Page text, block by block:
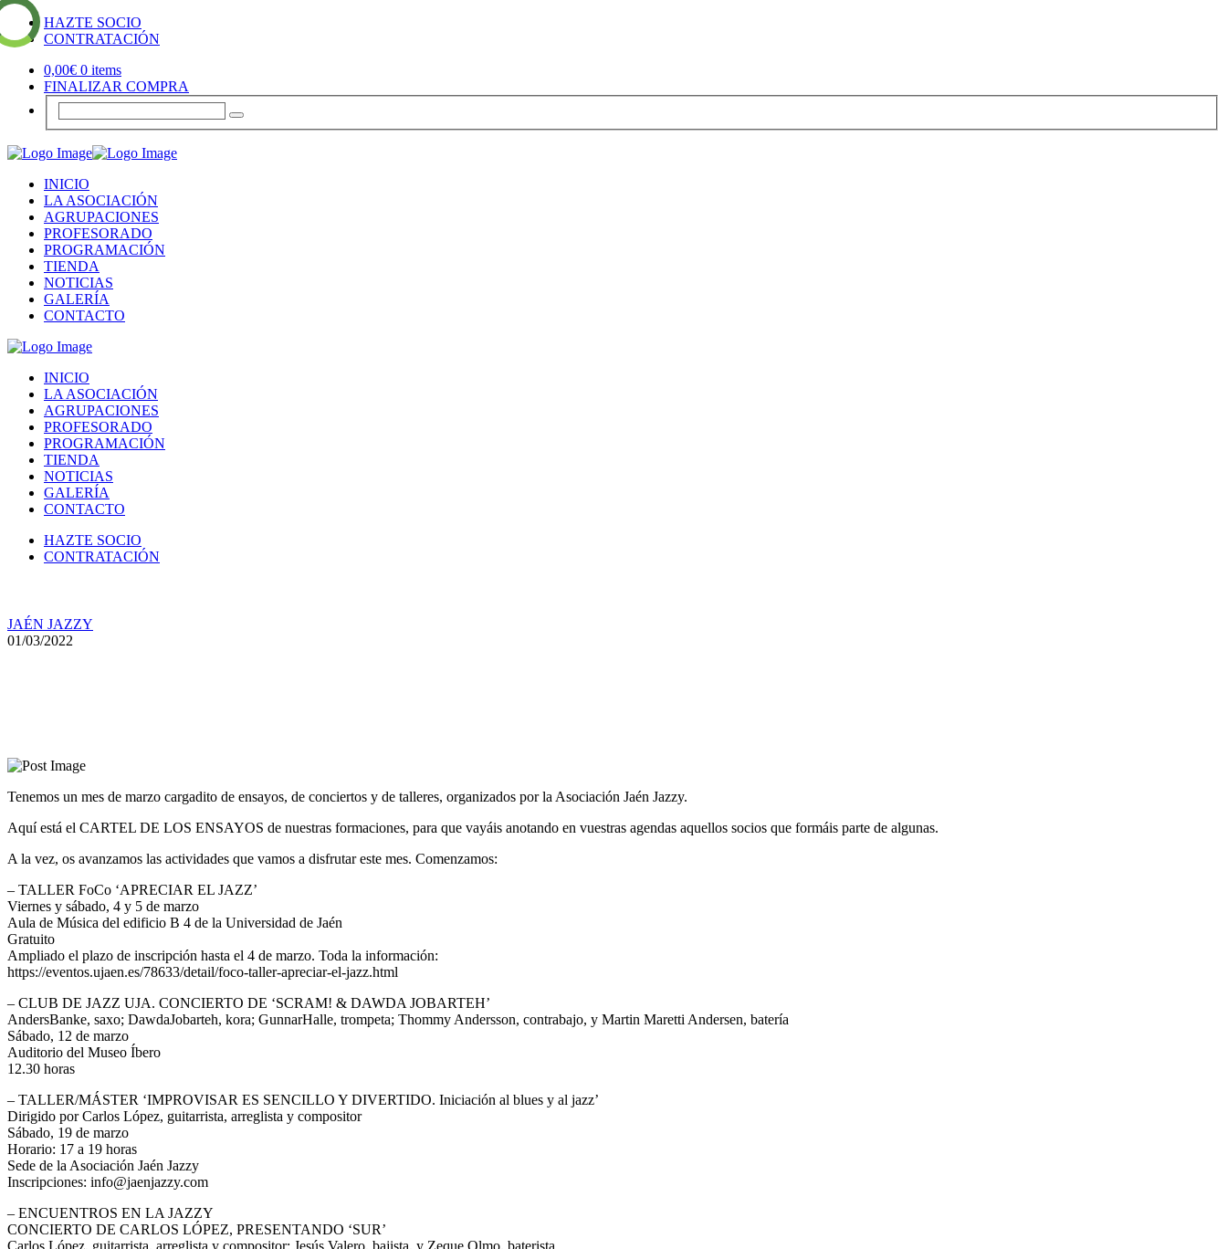
HAZTE SOCIO
CONTRATACIÓN
0,00€ 0 items
FINALIZAR COMPRA
INICIO
LA ASOCIACIÓN
AGRUPACIONES
PROFESORADO
PROGRAMACIÓN
TIENDA
NOTICIAS
GALERÍA
CONTACTO
INICIO
LA ASOCIACIÓN
AGRUPACIONES
PROFESORADO
PROGRAMACIÓN
TIENDA
NOTICIAS
GALERÍA
CONTACTO
HAZTE SOCIO
CONTRATACIÓN
JAÉN JAZZY
01/03/2022
Tenemos un mes de marzo cargadito de ensayos, de conciertos y de talleres, organizados por la Asociación Jaén Jazzy.
Aquí está el CARTEL DE LOS ENSAYOS de nuestras formaciones, para que vayáis anotando en vuestras agendas aquellos socios que formáis parte de algunas.
A la vez, os avanzamos las actividades que vamos a disfrutar este mes. Comenzamos:
– TALLER FoCo ‘APRECIAR EL JAZZ’
Viernes y sábado, 4 y 5 de marzo
Aula de Música del edificio B 4 de la Universidad de Jaén
Gratuito
Ampliado el plazo de inscripción hasta el 4 de marzo. Toda la información:
https://eventos.ujaen.es/78633/detail/foco-taller-apreciar-el-jazz.html
– CLUB DE JAZZ UJA. CONCIERTO DE ‘SCRAM! & DAWDA JOBARTEH’
AndersBanke, saxo; DawdaJobarteh, kora; GunnarHalle, trompeta; Thommy Andersson, contrabajo, y Martin Maretti Andersen, batería
Sábado, 12 de marzo
Auditorio del Museo Íbero
12.30 horas
– TALLER/MÁSTER ‘IMPROVISAR ES SENCILLO Y DIVERTIDO. Iniciación al blues y al jazz’
Dirigido por Carlos López, guitarrista, arreglista y compositor
Sábado, 19 de marzo
Horario: 17 a 19 horas
Sede de la Asociación Jaén Jazzy
Inscripciones: info@jaenjazzy.com
– ENCUENTROS EN LA JAZZY
CONCIERTO DE CARLOS LÓPEZ, PRESENTANDO ‘SUR’